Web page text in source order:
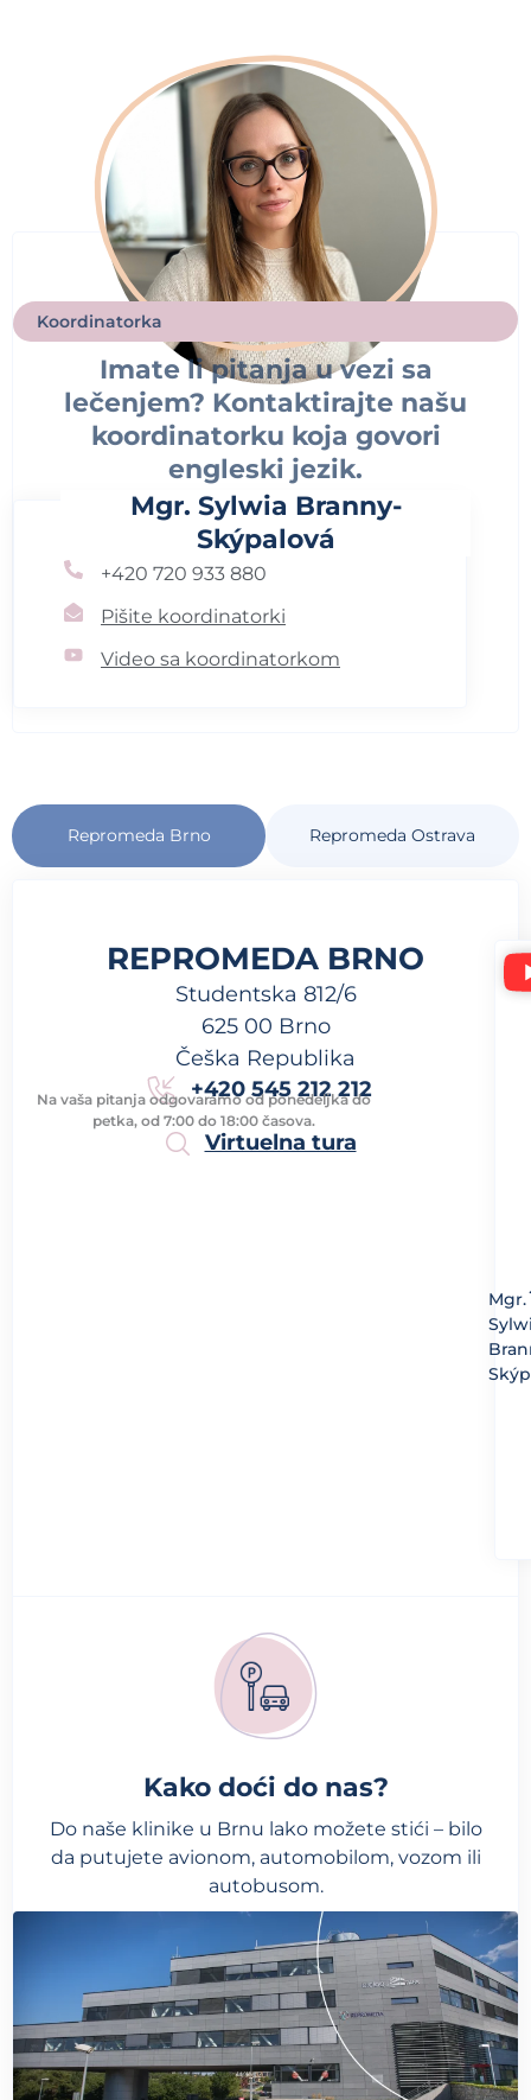
Koordinatorka
Imate li pitanja u vezi sa
lečenjem? Kontaktirajte našu
koordinatorku koja govori
engleski jezik.
Mgr. Sylwia Branny-
Skýpalová
+420 720 933 880
Pišite koordinatorki
Video sa koordinatorkom
Repromeda Brno Repromeda Ostrava
REPROMEDA BRNO
Studentska 812/6
625 00 Brno
Češka Republika
+420 545 212 212
Na vaša pitanja odgovaramo od ponedeljka do
petka, od 7:00 do 18:00 časova.
Virtuelna tura
Mgr.
Kako doći do nas?
Do naše klinike u Brnu lako možete stići – bilo
da putujete avionom, automobilom, vozom ili
autobusom.